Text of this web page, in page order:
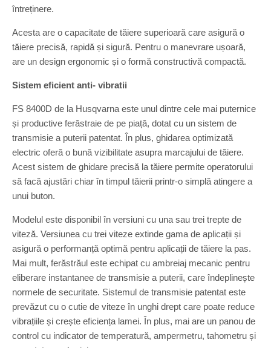
întreținere.
Acesta are o capacitate de tăiere superioară care asigură o
tăiere precisă, rapidă și sigură. Pentru o manevrare ușoară,
are un design ergonomic și o formă constructivă compactă.
Sistem eficient anti- vibratii
FS 8400D de la Husqvarna este unul dintre cele mai puternice
și productive ferăstraie de pe piață, dotat cu un sistem de
transmisie a puterii patentat. În plus, ghidarea optimizată
electric oferă o bună vizibilitate asupra marcajului de tăiere.
Acest sistem de ghidare precisă la tăiere permite operatorului
să facă ajustări chiar în timpul tăierii printr-o simplă atingere a
unui buton.
Modelul este disponibil în versiuni cu una sau trei trepte de
viteză. Versiunea cu trei viteze extinde gama de aplicații și
asigură o performanță optimă pentru aplicații de tăiere la pas.
Mai mult, ferăstrăul este echipat cu ambreiaj mecanic pentru
eliberare instantanee de transmisie a puterii, care îndeplinește
normele de securitate. Sistemul de transmisie patentat este
prevăzut cu o cutie de viteze în unghi drept care poate reduce
vibrațiile și crește eficiența lamei. În plus, mai are un panou de
control cu indicator de temperatură, ampermetru, tahometru și